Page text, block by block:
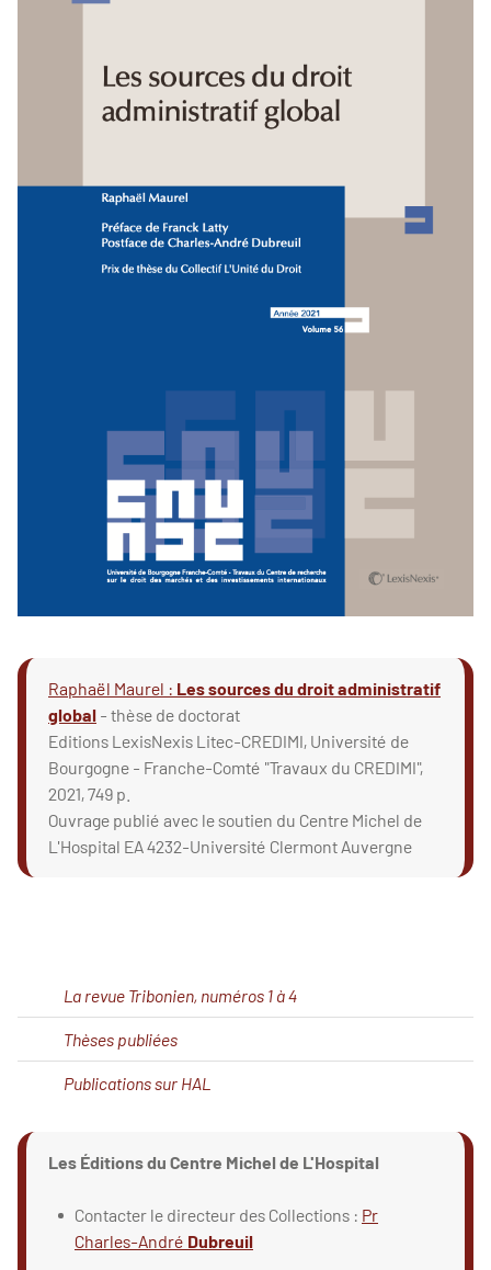
Raphaël Maurel : Les sources du droit administratif
global - thèse de doctorat
Editions LexisNexis Litec-CREDIMI, Université de
Bourgogne - Franche-Comté "Travaux du CREDIMI",
2021, 749 p.
Ouvrage publié avec le soutien du Centre Michel de
L'Hospital EA 4232-Université Clermont Auvergne
La revue Tribonien, numéros 1 à 4
Thèses publiées
Publications sur HAL
Les Éditions du Centre Michel de L'Hospital
Contacter le directeur des Collections : Pr
Charles-André Dubreuil